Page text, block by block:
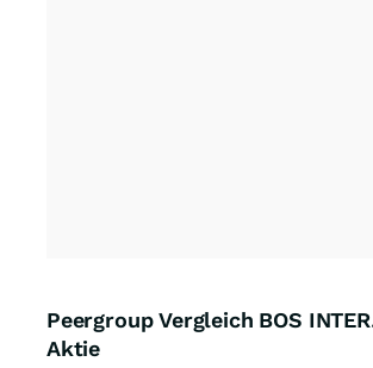
Peergroup Vergleich BOS
Aktie